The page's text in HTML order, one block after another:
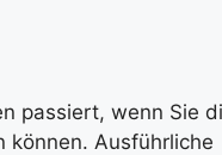
passiert, wenn Sie
können. Ausführliche